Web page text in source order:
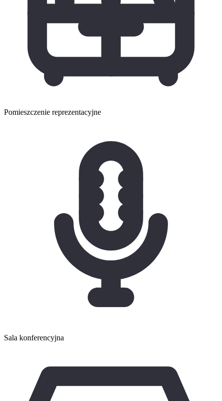
Pomieszczenie reprezentacyjne
Sala konferencyjna